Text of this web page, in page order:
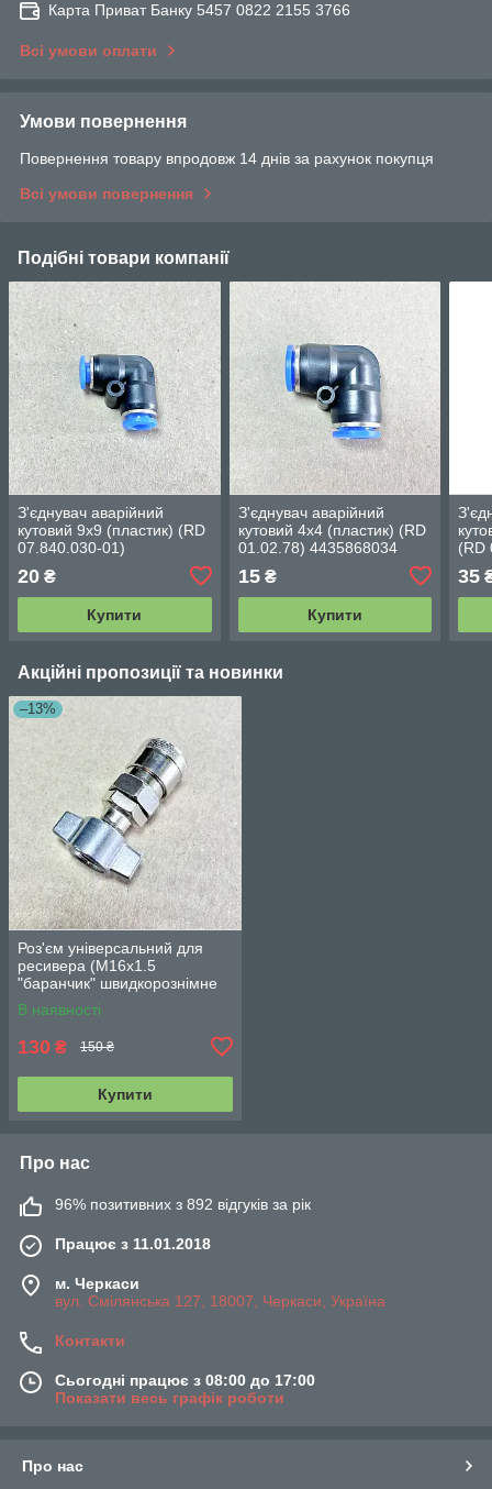
Карта Приват Банку 5457 0822 2155 3766
Всі умови оплати
Умови повернення
Повернення товару впродовж 14 днів за рахунок покупця
Всі умови повернення
Подібні товари компанії
З'єднувач аварійний
кутовий 9х9 (пластик) (RD
07.840.030-01)
20 ₴
Купити
З'єднувач аварійний
кутовий 4х4 (пластик) (RD
01.02.78) 4435868034
15₴
Купити
(RD
35
Акційні пропозиції та новинки
–13%
Роз'єм універсальний для
ресивера (М16х1.5
"баранчик" швидкорознімне
з'єднання під ЄВРО). DTL-
4455
В наявності
130 ₴ 150 ₴
Купити
Про нас
96% позитивних з 892 відгуків за рік
Працює з 11.01.2018
м. Черкаси
вул. Смілянська 127, 18007, Черкаси, Україна
Контакти
Сьогодні працює з 08:00 до 17:00
Показати весь графік роботи
Про нас